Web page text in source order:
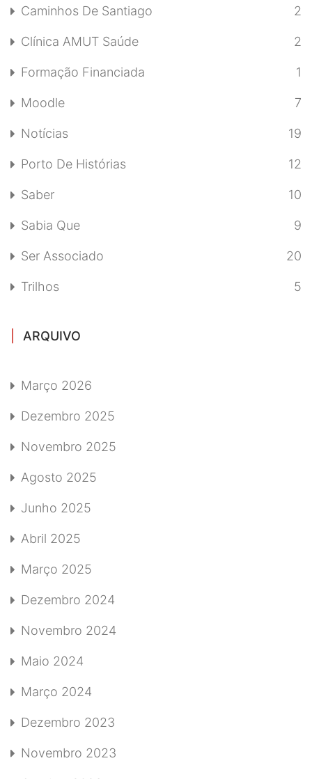
Caminhos De Santiago 2
Clínica AMUT Saúde 2
Formação Financiada 1
Moodle 7
Notícias 19
Porto De Histórias 12
Saber 10
Sabia Que 9
Ser Associado 20
Trilhos 5
ARQUIVO
Março 2026
Dezembro 2025
Novembro 2025
Agosto 2025
Junho 2025
Abril 2025
Março 2025
Dezembro 2024
Novembro 2024
Maio 2024
Março 2024
Dezembro 2023
Novembro 2023